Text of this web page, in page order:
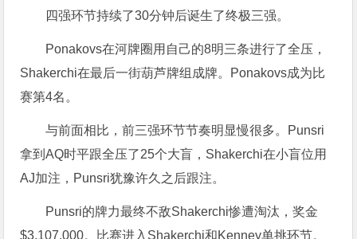
四强环节持续了30分钟后诞生了终极三强。
Ponakovs在河牌圈用自己的8明三条进行了全压，
Shakerchi在最后一街葫芦牌组成牌。Ponakovs成为比
赛第4名。
与前面相比，前三强环节节奏明显慢很多。Punsri
拿到AQ时平跟全压了25个大盲，Shakerchi在小盲位用
AJ加注，Punsri犹豫许久之后跟注。
Punsri的牌力最终不敌Shakerchi惨遭淘汰，奖金
$3,107,000。比赛进入Shakerchi和Kenney单挑环节。